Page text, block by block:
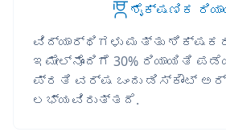
ಶೈಕ್ಷಣಿಕ
ವಿದ್ಯಾರ್ಥಿಗಳು ಮತ್ತು
ಇಮೇಲ್‌ನೊಂದಿಗೆ 30% ರಿಯಾಯಿತಿ
ಪ್ರತಿ ವರ್ಷ ಒಂದು ಡಿಸ್ಕೌಂಟ್
ಲಭ್ಯವಿರುತ್ತದೆ.